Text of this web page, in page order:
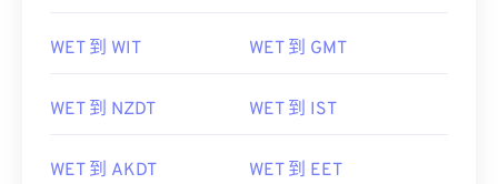
WET 到 WIT WET 到 GMT
WET 到 NZDT WET 到 IST
WET 到 AKDT WET 到 EET